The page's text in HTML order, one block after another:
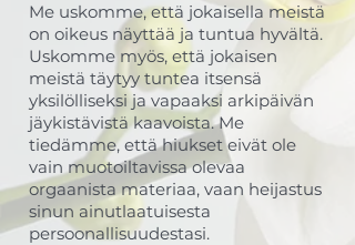
Me uskomme, että jokaisella meistä
on oikeus näyttää ja tuntua hyvältä.
Uskomme myös, että jokaisen
meistä täytyy tuntea itsensä
yksilölliseksi ja vapaaksi arkipäivän
jäykistävistä kaavoista. Me
tiedämme, että hiukset eivät ole
vain muotoiltavissa olevaa
orgaanista materiaa, vaan heijastus
sinun ainutlaatuisesta
persoonallisuudestasi.